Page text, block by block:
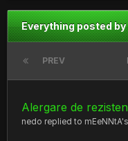
Everything posted by
PREV
Alergare de
nedo replied to mEeNNtA